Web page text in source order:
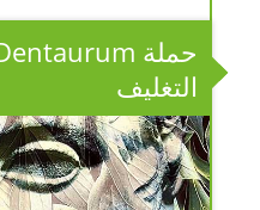
التغليف